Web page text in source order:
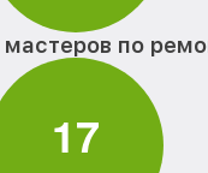
мастеров по
17